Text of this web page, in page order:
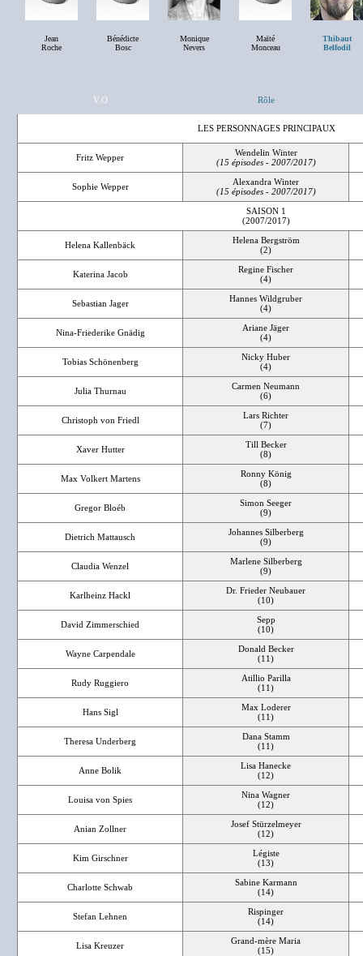
Jean
Roche
Bénédicte
Bosc
Monique
Nevers
Maïté
Monceau
Thibaut
Belfodil
V.O Rôle
LES PERSONNAGES PRINCIPAUX
Fritz Wepper
Wendelin Winter
(15 épisodes - 2007/2017)
Sophie Wepper
Alexandra Winter
(15 épisodes - 2007/2017)
SAISON 1
(2007/2017)
Helena Kallenbäck
Helena Bergström
(2)
Katerina Jacob
Regine Fischer
(4)
Sebastian Jager
Hannes Wildgruber
(4)
Nina-Friederike Gnädig
Ariane Jäger
(4)
Tobias Schönenberg
Nicky Huber
(4)
Julia Thurnau
Carmen Neumann
(6)
Christoph von Friedl
Lars Richter
(7)
Xaver Hutter
Till Becker
(8)
Max Volkert Martens
Ronny König
(8)
Gregor Bloéb
Simon Seeger
(9)
Dietrich Mattausch
Johannes Silberberg
(9)
Claudia Wenzel
Marlene Silberberg
(9)
Karlheinz Hackl
Dr. Frieder Neubauer
(10)
David Zimmerschied
Sepp
(10)
Wayne Carpendale
Donald Becker
(11)
Rudy Ruggiero
Atillio Parilla
(11)
Hans Sigl
Max Loderer
(11)
Theresa Underberg
Dana Stamm
(11)
Anne Bolik
Lisa Hanecke
(12)
Louisa von Spies
Nina Wagner
(12)
Anian Zollner
Josef Stürzelmeyer
(12)
Kim Girschner
Légiste
(13)
Charlotte Schwab
Sabine Karmann
(14)
Stefan Lehnen
Rispinger
(14)
Lisa Kreuzer
Grand-mère Maria
(15)